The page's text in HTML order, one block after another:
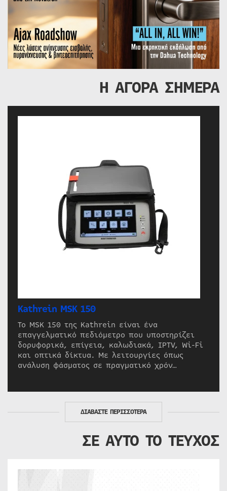
Η ΑΓΟΡΑ ΣΗΜΕΡΑ
Kathrein MSK 150
Το MSK 150 της Kathrein είναι ένα
επαγγελματικό πεδιόμετρο που υποστηρίζει
δορυφορικά, επίγεια, καλωδιακά, IPTV, Wi-Fi
και οπτικά δίκτυα. Με λειτουργίες όπως
ανάλυση φάσματος σε πραγματικό χρόν…
ΔΙΑΒΑΣΤΕ ΠΕΡΙΣΣΟΤΕΡΑ
ΣΕ ΑΥΤΟ ΤΟ ΤΕΥΧΟΣ